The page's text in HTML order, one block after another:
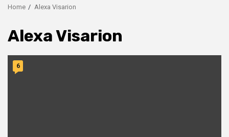
Home Alexa Visarion
Alexa Visarion
6